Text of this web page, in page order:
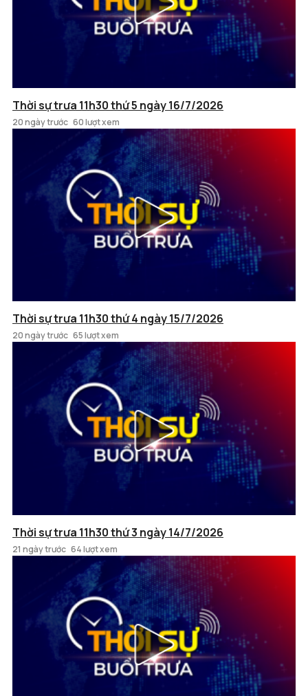
Thời sự trưa 11h30 thứ 5 ngày 16/7/2026
20 ngày trước 60 lượt xem
Thời sự trưa 11h30 thứ 4 ngày 15/7/2026
20 ngày trước 65 lượt xem
Thời sự trưa 11h30 thứ 3 ngày 14/7/2026
21 ngày trước 64 lượt xem